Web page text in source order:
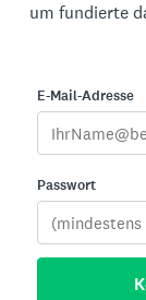
um fundierte
E-Mail-Adresse
Passwort